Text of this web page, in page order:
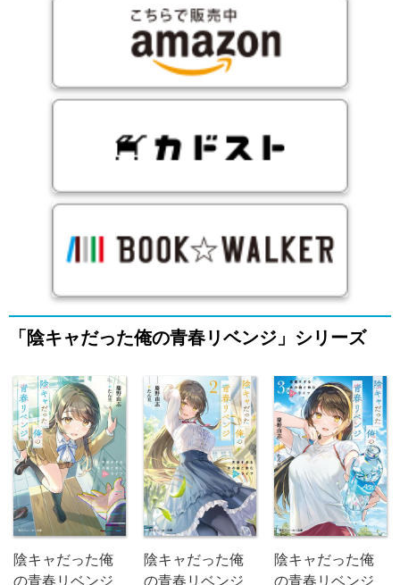
「陰キャだった俺の青春リベンジ」シリーズ
陰キャだった俺
の青春リベンジ
陰キャだった俺
の青春リベンジ
陰キャだった俺
の青春リベンジ